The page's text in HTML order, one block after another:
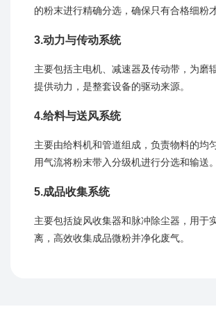
的粉末进行精确分选，确保只有合格细粉
3.动力与传动系统
主要包括主电机、减速器及传动带，为磨
提供动力，是整套设备的驱动来源。
4.给料与送风系统
主要由给料机和管道组成，负责物料的均
用气流将粉末带入分级机进行分选和输送。
5.成品收集系统
主要包括旋风收集器和脉冲除尘器，用于
离，高效收集成品微粉并净化废气。